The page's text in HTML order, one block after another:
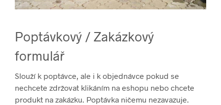
Poptávkový / Zakázkový
formulář
Slouží k poptávce, ale i k objednávce pokud se
nechcete zdržovat klikáním na eshopu nebo chcete
produkt na zakázku. Poptávka ničemu nezavazuje.